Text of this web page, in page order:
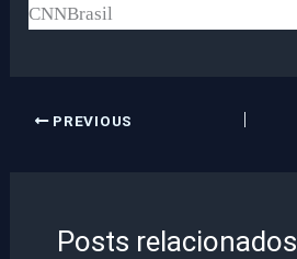
CNNBrasil
PREVIOUS
Posts relacionados